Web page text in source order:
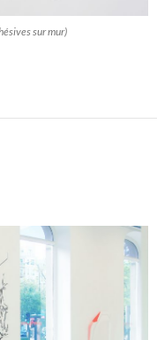
sur mur)